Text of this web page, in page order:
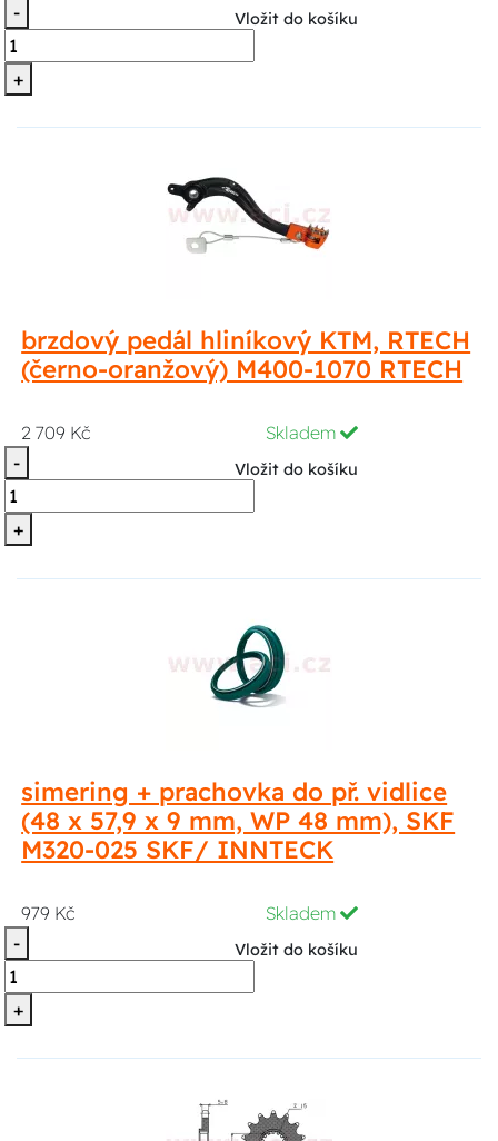
-
+
Vložit do košíku
brzdový pedál hliníkový KTM, RTECH
(černo-oranžový) M400-1070 RTECH
2 709 Kč
Skladem
-
+
Vložit do košíku
simering + prachovka do př. vidlice
(48 x 57,9 x 9 mm, WP 48 mm), SKF
M320-025 SKF/ INNTECK
979 Kč
Skladem
-
+
Vložit do košíku